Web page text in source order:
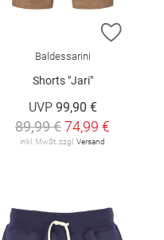
HINZUFÜGEN
ZUR
Baldessarini
Shorts "Jari"
UVP 99,90 €
89,99 €74,99 €
inkl. MwSt. zzgl. Versand